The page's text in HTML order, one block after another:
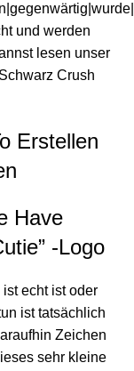
und werden
lesen unser
Crush
Erstellen
Have
-Logo
echt ist oder
ist tatsächlich
Zeichen
sehr kleine